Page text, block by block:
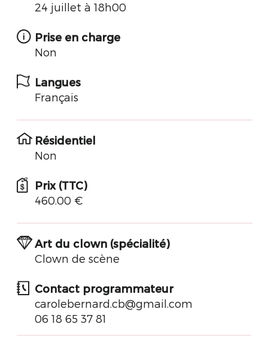
24 juillet à 18h00
Prise en charge
Non
Langues
Français
Résidentiel
Non
Prix (TTC)
460.00 €
Art du clown (spécialité)
Clown de scène
Contact programmateur
carolebernard.cb@gmail.com
06 18 65 37 81